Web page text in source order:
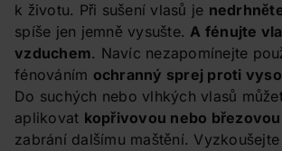
k životu. Při sušení vlasů je
spíše jen jemně vysušte.A fénujte
vzduchem. Navíc nezapomínejte
fénováním ochranný sprej proti
Do suchých nebo vlhkých vlasů
aplikovat kopřivovou nebo
zabrání dalšímu maštění. Vyzkoušejte